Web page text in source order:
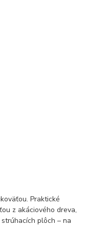
Praktické
z akáciového dreva,
plôch – na